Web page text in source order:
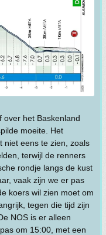
over het Baskenland
moeite. Het
niet eens te zien, zoals
terwijl de renners
rondje langs de kust
vaak zijn we er pas
koers wil zien moet om
tegen die tijd zijn
NOS is er alleen
om 15:00, met een